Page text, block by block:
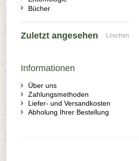
Bücher
Zuletzt angesehen Löschen
Informationen
Über uns
Zahlungsmethoden
Liefer- und Versandkosten
Abholung Ihrer Bestellung